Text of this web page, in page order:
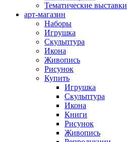
Тематические выставки
арт-магазин
Наборы
Игрушка
Скульптура
Икона
Живопись
Рисунок
Купить
Игрушка
Скульптура
Икона
Книги
Рисунок
Живопись